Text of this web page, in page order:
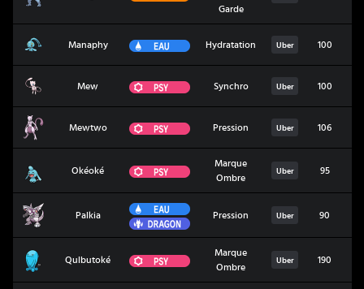
Garde
Manaphy Eau Hydratation Uber 100
Mew Psy Synchro Uber 100
Mewtwo Psy Pression Uber 106
Okéoké Psy
Marque
Ombre
Uber 95
Palkia
Eau
Dragon
Pression Uber 90
Qulbutoké Psy
Marque
Ombre
Uber 190